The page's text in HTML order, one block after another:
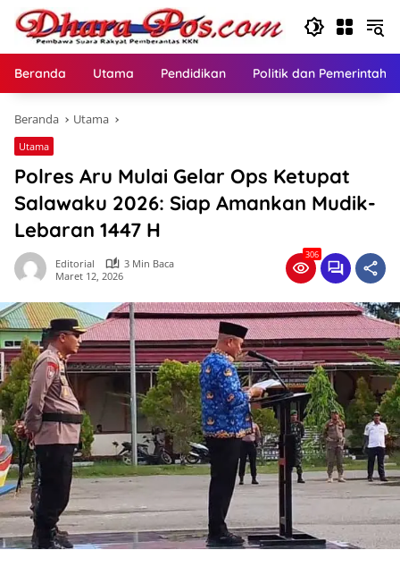
Langsung
konten
Beranda Utama Pendidikan Politik dan
Beranda Utama
Utama
Polres Aru Mulai Gelar Ops Ketupat
Salawaku 2026: Siap Amankan Mudik-
Lebaran 1447 H
Editorial
3 Min Baca
Maret 12, 2026
306